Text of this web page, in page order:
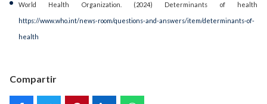
World Health Organization. (2024) Determinants of health
https://www.who.int/news-room/questions-and-answers/item/determinants-of-
health
Compartir